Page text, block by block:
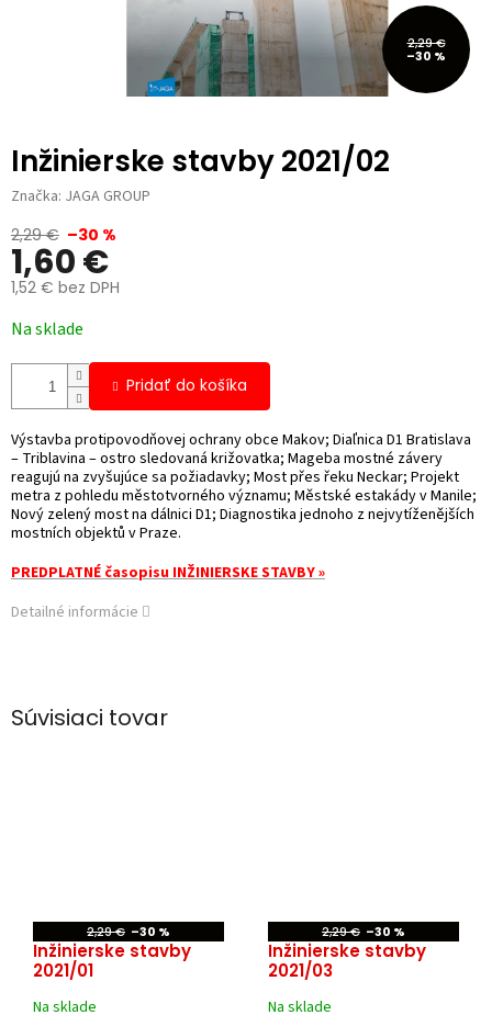
2,29 €
–30 %
Inžinierske stavby 2021/02
Značka: JAGA GROUP
2,29 € –30 %
1,60 €
1,52 € bez DPH
cena:
Na sklade
Pridať do košíka
Výstavba protipovodňovej ochrany obce Makov; Diaľnica D1 Bratislava
– Triblavina – ostro sledovaná križovatka; Mageba mostné závery
reagujú na zvyšujúce sa požiadavky; Most přes řeku Neckar; Projekt
metra z pohledu městotvorného významu; Městské estakády v Manile;
Nový zelený most na dálnici D1; Diagnostika jednoho z nejvytíženějších
mostních objektů v Praze.
PREDPLATNÉ časopisu INŽINIERSKE STAVBY »
Detailné informácie
Súvisiaci tovar
2,29 € –30 %
Inžinierske stavby
2021/01
Na sklade
2,29 € –30 %
Inžinierske stavby
2021/03
Na sklade